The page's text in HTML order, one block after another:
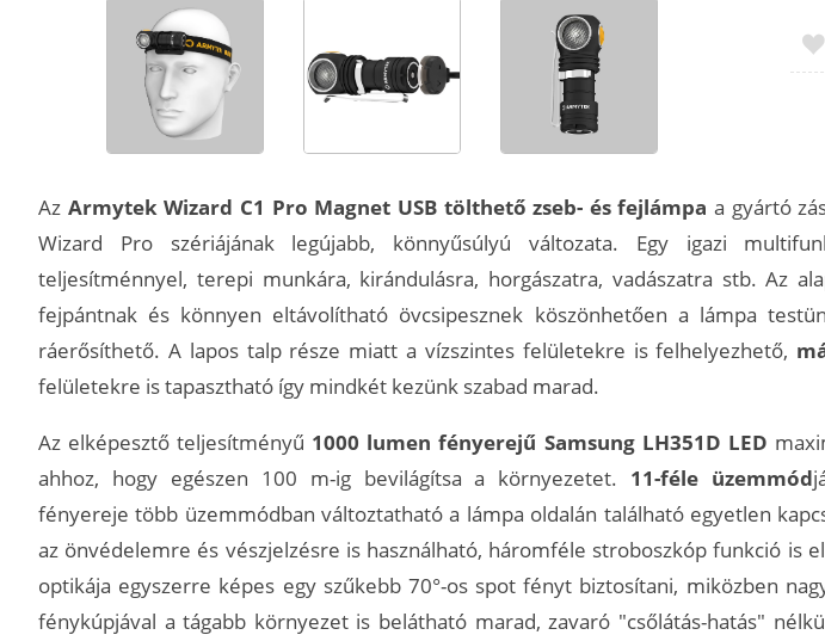
Az Armytek Wizard C1 Pro Magnet USB tölthető zseb- és fejlámpa a gyártó
Wizard Pro szériájának legújabb, könnyűsúlyú változata. Egy igazi
teljesítménnyel, terepi munkára, kirándulásra, horgászatra, vadászatra stb. Az
fejpántnak és könnyen eltávolítható övcsipesznek köszönhetően a lámpa
ráerősíthető. A lapos talp része miatt a vízszintes felületekre is felhelyezhető,
felületekre is tapasztható így mindkét kezünk szabad marad.
Az elképesztő teljesítményű 1000 lumen fényerejű Samsung LH351D LED
ahhoz, hogy egészen 100 m-ig bevilágítsa a környezetet. 11-féle üzemmód
fényereje több üzemmódban változtatható a lámpa oldalán található egyetlen
az önvédelemre és vészjelzésre is használható, háromféle stroboszkóp funkció is
optikája egyszerre képes egy szűkebb 70°-os spot fényt biztosítani, miközben
fénykúpjával a tágabb környezet is belátható marad, zavaró "csőlátás-hatás"